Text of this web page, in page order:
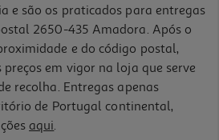
4.2
Preto 1.7l
e são os praticados para entregas
2650-435 Amadora. Após o
e do código postal,
em vigor na loja que serve
recolha. Entregas apenas
de Portugal continental,
aqui.